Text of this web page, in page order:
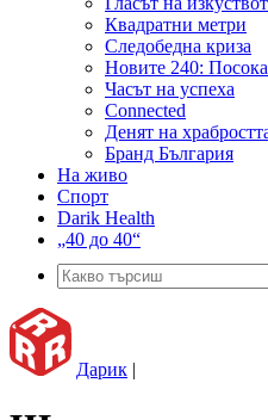
Квадратни метри
Следобедна криза
Новите 240:
Часът на успеха
Connected
Денят на
Бранд България
На живо
Спорт
Darik Health
„40 до 40“
Дарик |